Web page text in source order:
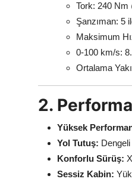
Tork: 240 Nm
Şanzıman: 5
Maksimum
0-100 km/s:
Ortalama
2.
Yüksek
Yol Tutuş:
Konforlu Sürüş:
Sessiz Kabin: